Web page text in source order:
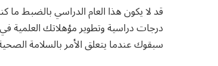
قد لا يكون هذا العام الدراسي بالضبط ما
درجات دراسية وتطوير مؤهلاتك العلمية
سبقوك عندما يتعلق الأمر بالسلامة